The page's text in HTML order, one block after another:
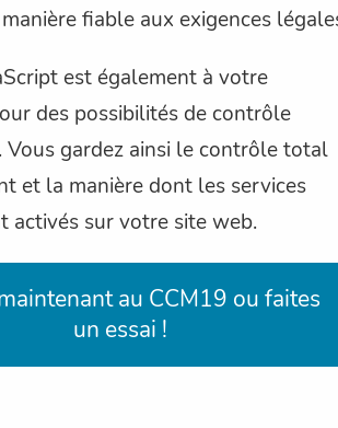
fiable aux exigences
est également à votre
des possibilités de contrôle
Vous gardez ainsi le contrôle total
et la manière dont les services
activés sur votre site web.
au CCM19 ou faites
un essai !